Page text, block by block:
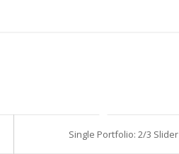
Single Portfolio: 2/3 Slider